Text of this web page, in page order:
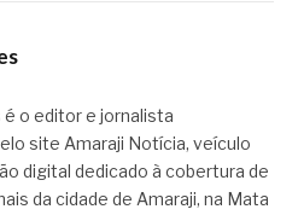
é o editor e jornalista
site Amaraji Notícia, veículo
digital dedicado à cobertura de
da cidade de Amaraji, na Mata